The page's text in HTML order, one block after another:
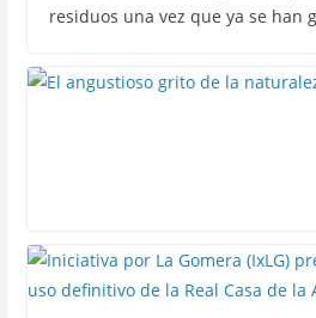
residuos una vez que ya se han